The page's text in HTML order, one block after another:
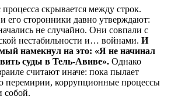
скрывается между строк.
его сторонники давно утверждают:
не случайно. Они совпали с
нестабильности и… войнами. И
намекнул на это: «Я не начинал
суды в Тель-Авиве». Однако
считают иначе: пока пылает
о перемирии, коррупционные процессы
собой.